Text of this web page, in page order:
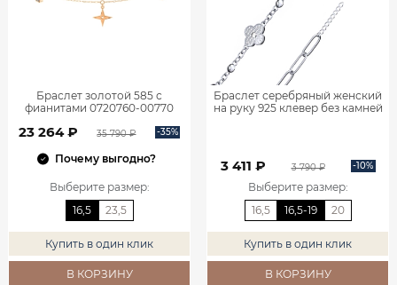
Браслет золотой 585 с
фианитами 0720760-00770
23 264 ₽ 35 790 ₽ -35%
Почему выгодно?
Выберите размер:
16,5
23,5
Купить в один клик
В КОРЗИНУ
Браслет серебряный женский
на руку 925 клевер без камней
3 411 ₽ 3 790 ₽ -10%
Выберите размер:
16,5
16,5-19 20
Купить в один клик
В КОРЗИНУ